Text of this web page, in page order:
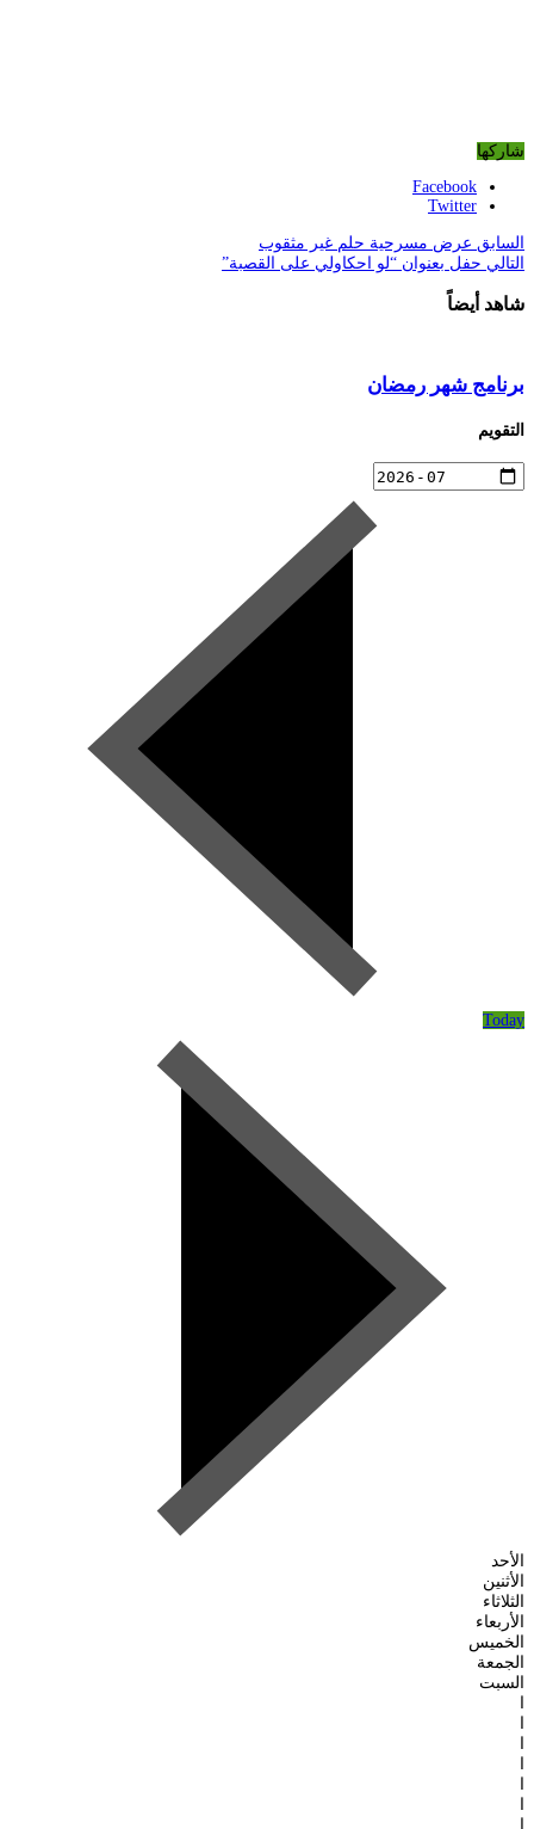
شاركها
Facebook
Twitter
السابق عرض مسرحية حلم غير مثقوب
التالي حفل بعنوان “لو احكاولي على القصبة”
شاهد أيضاً
برنامج شهر رمضان
التقويم
Today
الأحد
الأثنين
الثلاثاء
الأربعاء
الخميس
الجمعة
السبت